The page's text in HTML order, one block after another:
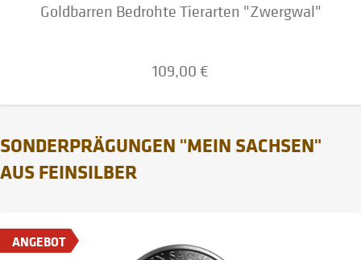
Goldbarren Bedrohte Tierarten "Zwergwal"
109,00 €
SONDERPRÄGUNGEN "MEIN SACHSEN"
AUS FEINSILBER
ANGEBOT